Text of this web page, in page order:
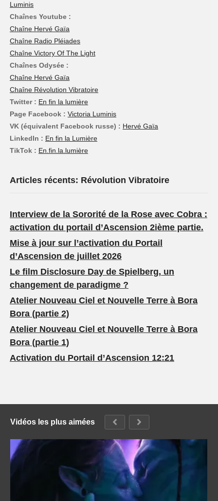
Luminis
Chaînes Youtube :
Chaîne Hervé Gaïa
Chaîne Radio Pléiades
Chaîne Victory Of The Light
Chaînes Odysée :
Chaîne Hervé Gaïa
Chaîne Révolution Vibratoire
Twitter : En fin la lumière
Page Facebook : Victoria Luminis
VK (équivalent Facebook russe) : Hervé Gaïa
LinkedIn : En fin la Lumière
TikTok : En.fin.la.lumière
Articles récents: Révolution Vibratoire
Interview de la Sororité de la Rose avec Cobra :
activation du portail d’Ascension 2ième partie.
Mise à jour sur l’activation du Portail
d’Ascension de juillet 2026
Le film Disclosure Day de Spielberg, un
changement de paradigme ?
Atelier Nouveau Ciel et Nouvelle Terre à Bora
Bora (partie 2)
Atelier Nouveau Ciel et Nouvelle Terre à Bora
Bora (partie 1)
Activation du Portail d’Ascension 12:21
Vidéos les plus aimées